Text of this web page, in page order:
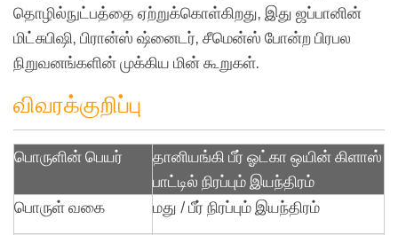
தொழில்நுட்பத்தை ஏற்றுக்கொள்கிறது, இது ஜப்பானின்
மிட்சுபிஷி, பிரான்ஸ் ஷ்னைடர், சீமென்ஸ் போன்ற பிரபல
நிறுவனங்களின் முக்கிய மின் கூறுகள்.
விவரக்குறிப்பு
பொருளின் பெயர்
தானியங்கி பீர் ஓட்கா ஒயின் கிளாஸ்
பாட்டில் நிரப்பும் இயந்திரம்
பொருள் வகை
மது / பீர் நிரப்பும் இயந்திரம்